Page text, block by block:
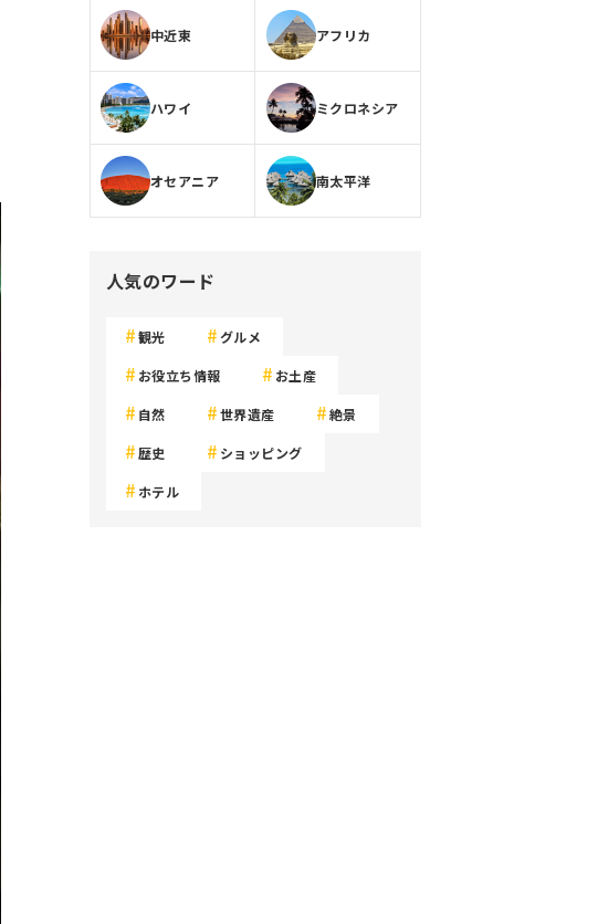
中近東 アフリカ
ハワイ ミクロネシア
オセアニア 南太平洋
人気のワード
観光 グルメ
お役立ち情報 お土産
自然 世界遺産 絶景
歴史 ショッピング
ホテル